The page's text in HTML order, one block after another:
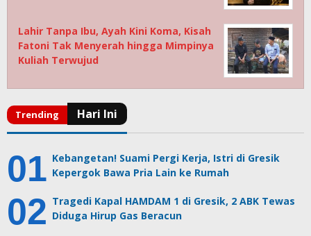
Lahir Tanpa Ibu, Ayah Kini Koma, Kisah
Fatoni Tak Menyerah hingga Mimpinya
Kuliah Terwujud
Kebangetan! Suami Pergi Kerja, Istri di Gresik
Kepergok Bawa Pria Lain ke Rumah
Tragedi Kapal HAMDAM 1 di Gresik, 2 ABK Tewas
Diduga Hirup Gas Beracun